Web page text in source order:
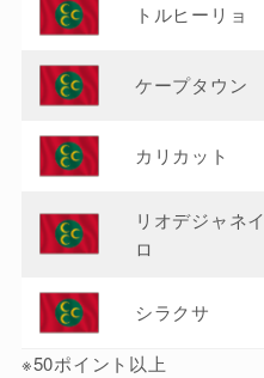
トルヒーリョ
ケープタウン
カリカット
リオデジャネイ
ロ
シラクサ
※50ポイント以上